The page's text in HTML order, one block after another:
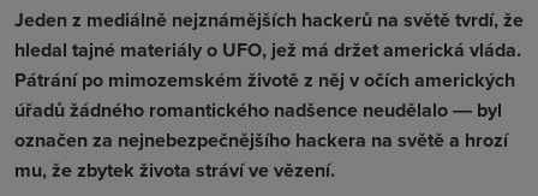
Jeden z mediálně nejznámějších hackerů na světě tvrdí, že
hledal tajné materiály o UFO, jež má držet americká vláda.
Pátrání po mimozemském životě z něj v očích amerických
úřadů žádného romantického nadšence neudělalo ― byl
označen za nejnebezpečnějšího hackera na světě a hrozí
mu, že zbytek života stráví ve vězení.